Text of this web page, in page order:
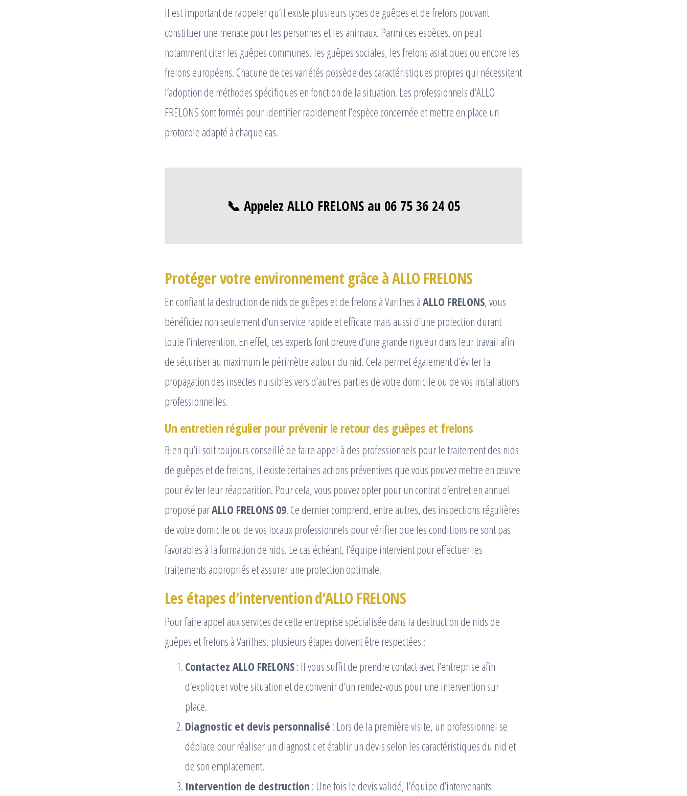
Il est important de rappeler qu’il existe plusieurs types de guêpes et de frelons pouvant
constituer une menace pour les personnes et les animaux. Parmi ces espèces, on peut
notamment citer les guêpes communes, les guêpes sociales, les frelons asiatiques ou encore les
frelons européens. Chacune de ces variétés possède des caractéristiques propres qui nécessitent
l’adoption de méthodes spécifiques en fonction de la situation. Les professionnels d’ALLO
FRELONS sont formés pour identifier rapidement l’espèce concernée et mettre en place un
protocole adapté à chaque cas.
📞 Appelez ALLO FRELONS au 06 75 36 24 05
Protéger votre environnement grâce à ALLO FRELONS
En confiant la destruction de nids de guêpes et de frelons à Varilhes àALLO FRELONS, vous
bénéficiez non seulement d’un service rapide et efficace mais aussi d’une protection durant
toute l’intervention. En effet, ces experts font preuve d’une grande rigueur dans leur travail afin
de sécuriser au maximum le périmètre autour du nid. Cela permet également d’éviter la
propagation des insectes nuisibles vers d’autres parties de votre domicile ou de vos installations
professionnelles.
Un entretien régulier pour prévenir le retour des guêpes et frelons
Bien qu’il soit toujours conseillé de faire appel à des professionnels pour le traitement des nids
de guêpes et de frelons, il existe certaines actions préventives que vous pouvez mettre en œuvre
pour éviter leur réapparition. Pour cela, vous pouvez opter pour un contrat d’entretien annuel
proposé parALLO FRELONS 09. Ce dernier comprend, entre autres, des inspections régulières
de votre domicile ou de vos locaux professionnels pour vérifier que les conditions ne sont pas
favorables à la formation de nids. Le cas échéant, l’équipe intervient pour effectuer les
traitements appropriés et assurer une protection optimale.
Les étapes d’intervention d’ALLO FRELONS
Pour faire appel aux services de cette entreprise spécialisée dans la destruction de nids de
guêpes et frelons à Varilhes, plusieurs étapes doivent être respectées :
Contactez ALLO FRELONS: Il vous suffit de prendre contact avec l’entreprise afin
d’expliquer votre situation et de convenir d’un rendez-vous pour une intervention sur
place.
Diagnostic et devis personnalisé : Lors de la première visite, un professionnel se
déplace pour réaliser un diagnostic et établir un devis selon les caractéristiques du nid et
de son emplacement.
Intervention de destruction : Une fois le devis validé, l’équipe d’intervenants